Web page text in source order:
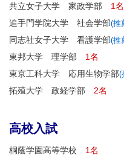
共立女子大学 家政学部 1名
追手門学院大学 社会学部(推
同志社女子大学 看護学部(推
東邦大学 理学部 1名
東京工科大学 応用生物学部(
拓殖大学 政経学部 2名
高校入試
桐蔭学園高等学校 1名